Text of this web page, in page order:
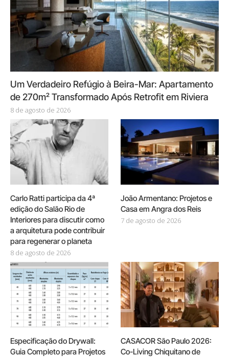
Um Verdadeiro Refúgio à Beira-Mar: Apartamento
de 270m² Transformado Após Retrofit em Riviera
8 de agosto de 2026
Carlo Ratti participa da 4ª
edição do Salão Rio de
Interiores para discutir como
a arquitetura pode contribuir
para regenerar o planeta
8 de agosto de 2026
João Armentano: Projetos e
Casa em Angra dos Reis
7 de agosto de 2026
Especificação do Drywall:
Guia Completo para Projetos
CASACOR São Paulo 2026:
Co-Living Chiquitano de